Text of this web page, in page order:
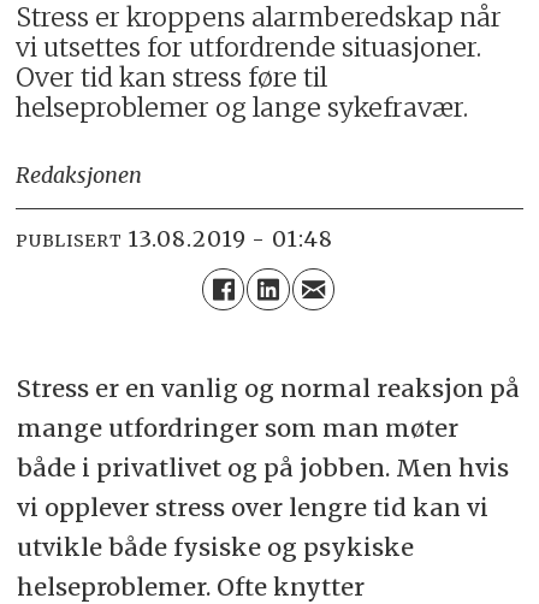
Stress er kroppens alarmberedskap når
vi utsettes for utfordrende situasjoner.
Over tid kan stress føre til
helseproblemer og lange sykefravær.
Redaksjonen
PUBLISERT 13.08.2019 - 01:48
Stress er en vanlig og normal reaksjon på
mange utfordringer som man møter
både i privatlivet og på jobben. Men hvis
vi opplever stress over lengre tid kan vi
utvikle både fysiske og psykiske
helseproblemer. Ofte knytter